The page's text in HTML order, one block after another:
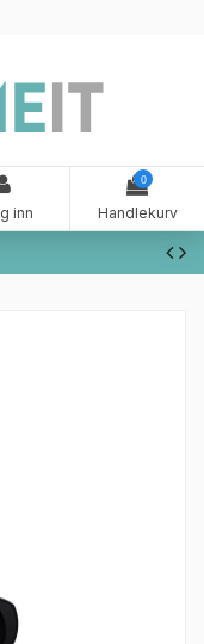
inn
0
Handlekurv